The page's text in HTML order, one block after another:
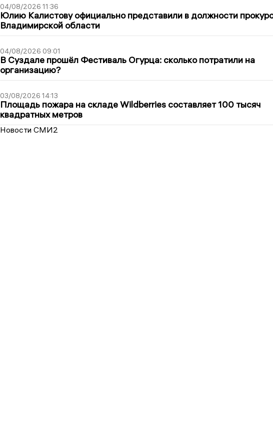
04/08/2026 11:36
Юлию Калистову официально представили в должности
Владимирской области
04/08/2026 09:01
В Суздале прошёл Фестиваль Огурца: сколько потратили на
организацию?
03/08/2026 14:13
Площадь пожара на складе Wildberries составляет 100 тысяч
квадратных метров
Новости СМИ2